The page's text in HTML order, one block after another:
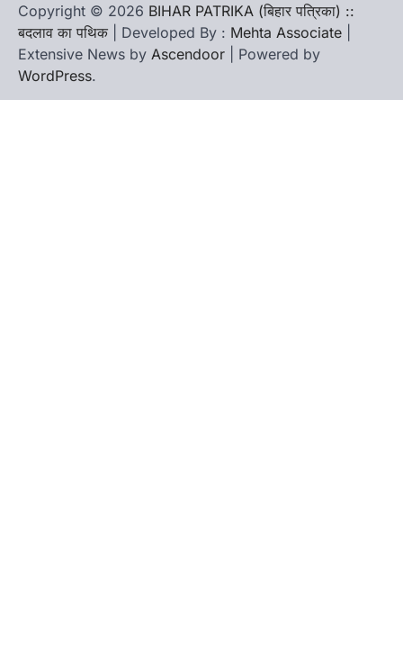
Copyright © 2026 BIHAR PATRIKA (बिहार पत्रिका) ::
बदलाव का पथिक | Developed By : Mehta Associate
Extensive News by Ascendoor | Powered by
WordPress.